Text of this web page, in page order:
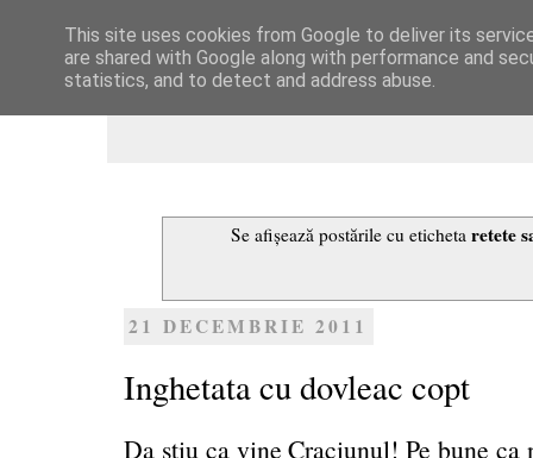
Dulcegarii culinare
Se afișează postările cu eticheta retete
21 DECEMBRIE 2011
Inghetata cu dovleac copt
Da stiu ca vine Craciunul! Pe bune
This site uses cookies from Google to deliver its
are shared with Google along with performance and
statistics, and to detect and address abuse.